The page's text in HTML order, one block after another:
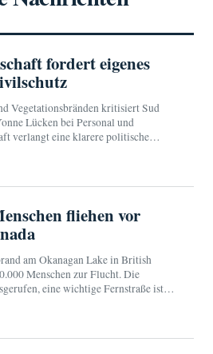
fordert eigenes
Vegetationsbränden kritisiert Sud
Lücken bei Personal und
verlangt eine klarere politische
fliehen vor
am Okanagan Lake in British
Menschen zur Flucht. Die
eine wichtige Fernstraße ist